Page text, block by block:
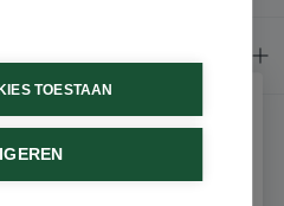
TOESTAAN
onze nieuwsbrief
aanbiedingen en persoonlijk